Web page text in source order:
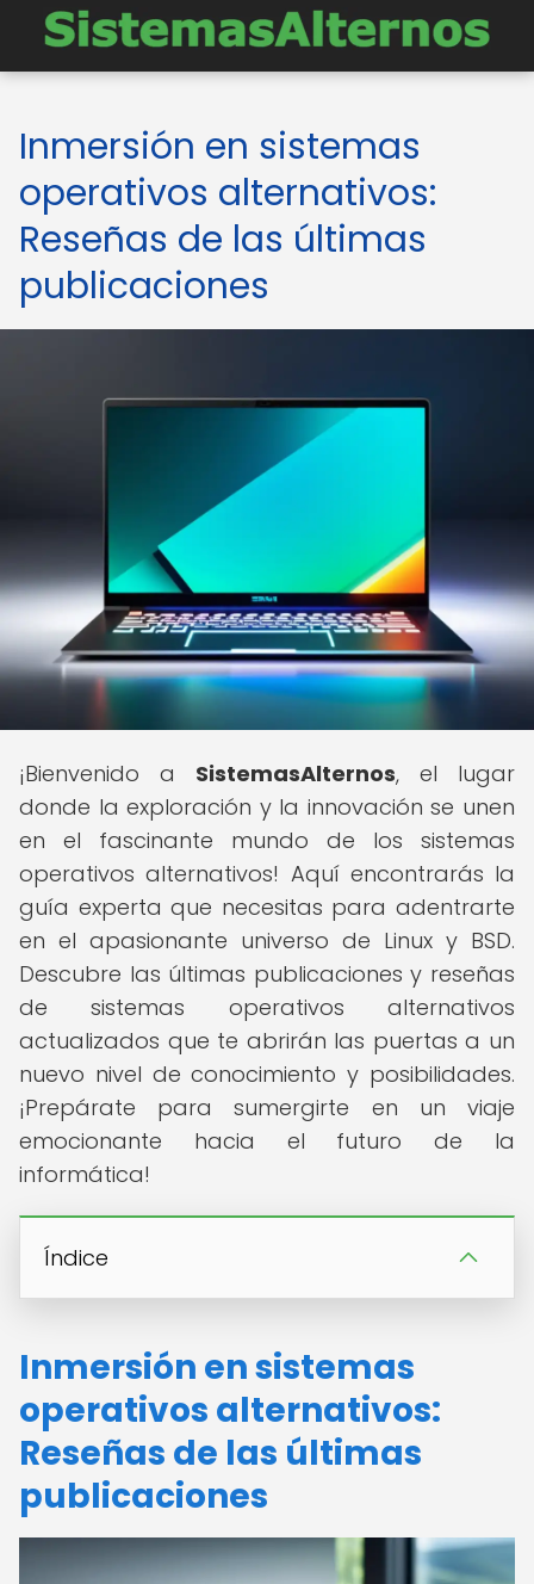
Inmersión en sistemas
operativos alternativos:
Reseñas de las últimas
publicaciones
¡Bienvenido a SistemasAlternos, el lugar
donde la exploración y la innovación se unen
en el fascinante mundo de los sistemas
operativos alternativos! Aquí encontrarás la
guía experta que necesitas para adentrarte
en el apasionante universo de Linux y BSD.
Descubre las últimas publicaciones y reseñas
de sistemas operativos alternativos
actualizados que te abrirán las puertas a un
nuevo nivel de conocimiento y posibilidades.
¡Prepárate para sumergirte en un viaje
emocionante hacia el futuro de la
informática!
Índice
Inmersión en sistemas
operativos alternativos:
Reseñas de las últimas
publicaciones